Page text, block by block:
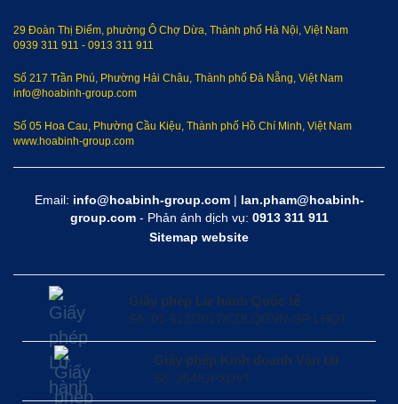
29 Đoàn Thị Điểm, phường Ô Chợ Dừa, Thành phố Hà Nội, Việt Nam
0939 311 911 - 0913 311 911
Số 217 Trần Phú, Phường Hải Châu, Thành phố Đà Nẵng, Việt Nam
info@hoabinh-group.com
Số 05 Hoa Cau, Phường Cầu Kiệu, Thành phố Hồ Chí Minh, Việt Nam
www.hoabinh-group.com
Email: info@hoabinh-group.com| lan.pham@hoabinh-
group.com- Phản ánh dịch vụ: 0913 311 911
Sitemap website
Giấy phép Lữ hành Quốc tế
Số: 01-512/2017/CDLQGVN-GP LHQT
Giấy phép Kinh doanh Vận tải
Số: 364/GPXDVT